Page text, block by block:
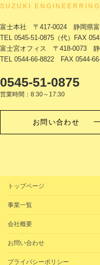
SUZUKI ENGINEERRING
富士本社 〒417-0024 静岡県富
TEL 0545-51-0875（代）FAX
富士宮オフィス 〒418-0073 静
TEL 0544-66-8822 FAX 0544-
0545-51-0875
営業時間：8:30～17:30
お問い合わせ
トップページ
事業一覧
会社概要
お問い合わせ
プライバシーポリシー